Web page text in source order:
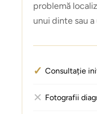
problemă
unui dinte sau
✓ Consultație
✕ Fotografii